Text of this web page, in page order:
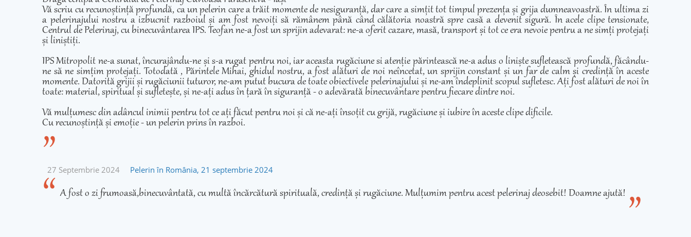
Vă scriu cu recunoștință profundă, ca un pelerin care a trăit momente de nesiguranță, dar care a simțit tot timpul prezența și grija dumneavoastră. În ultima zi
a pelerinajului nostru a izbucnit razboiul și am fost nevoiți să rămânem până când călătoria noastră spre casă a devenit sigură. În acele clipe tensionate,
Centrul de Pelerinaj, cu binecuvântarea IPS. Teofan ne-a fost un sprijin adevarat: ne-a oferit cazare, masă, transport și tot ce era nevoie pentru a ne simți protejați
și liniștiți.
IPS Mitropolit ne-a sunat, încurajându-ne și s-a rugat pentru noi, iar aceasta rugăciune si atenție părintească ne-a adus o liniște sufletească profundă, făcându-
ne să ne simțim protejați. Totodată , Părintele Mihai, ghidul nostru, a fost alături de noi neîncetat, un sprijin constant și un far de calm și credință în aceste
momente. Datorită grijii și rugăciunii tuturor, ne-am putut bucura de toate obiectivele pelerinajului și ne-am îndeplinit scopul sufletesc. Ați fost alături de noi în
toate: material, spiritual și sufletește, și ne-ați adus în țară în siguranță - o adevărată binecuvântare pentru fiecare dintre noi.
Vă mulțumesc din adâncul inimii pentru tot ce ați făcut pentru noi și că ne-ați însoțit cu grijă, rugăciune și iubire în aceste clipe dificile.
Cu recunoștință și emoție - un pelerin prins în razboi.
27 Septembrie 2024 Pelerin în România, 21 septembrie 2024
A fost o zi frumoasă,binecuvântată, cu multă încărcătură spirituală, credință și rugăciune. Mulțumim pentru acest pelerinaj deosebit! Doamne ajută!